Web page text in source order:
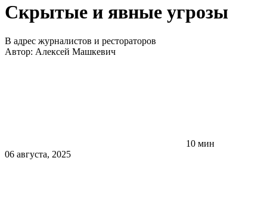
Скрытые и явные угрозы
В адрес журналистов и рестораторов
Автор: Алексей Машкевич
10 мин
06 августа, 2025